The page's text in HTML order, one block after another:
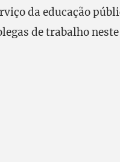
da educação
de trabalho